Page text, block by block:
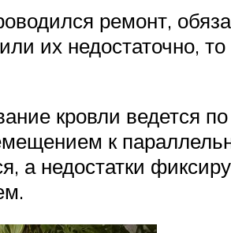
ремонт,
их недостаточно,
кровли ведется
к
а недостатки